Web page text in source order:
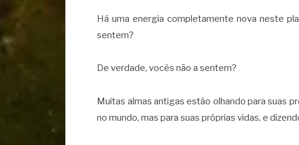
Há uma energia completamente nova neste
sentem?
De verdade, vocês não a sentem?
Muitas almas antigas estão olhando para suas
no mundo, mas para suas próprias vidas, e